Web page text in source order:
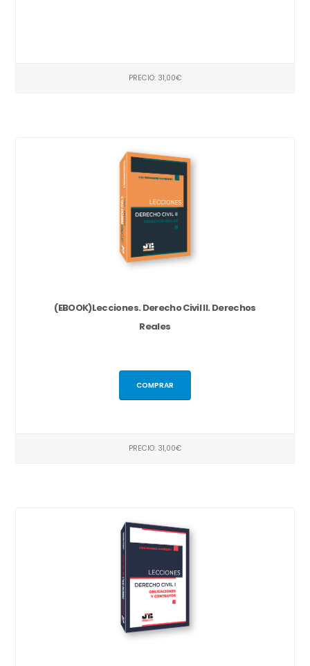
PRECIO: 31,00€
(EBOOK)Lecciones. Derecho Civil II. Derechos
Reales
COMPRAR
PRECIO: 31,00€